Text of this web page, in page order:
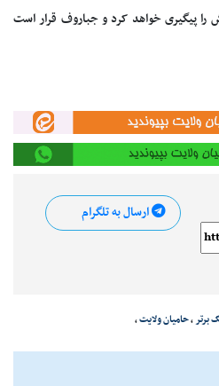
فروردین ۹۷ تمریناتش را پیگیری خواهد کرد و جباروف قرار است
ارسال به تلگرام
برتر،حامیان ولایت،